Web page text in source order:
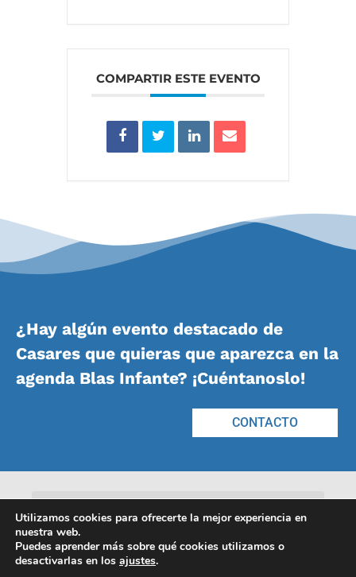
COMPARTIR ESTE EVENTO
¿Hay algún evento destacado de
Casares que quieras que aparezca en la
agenda Blas Infante? ¡Cuéntanoslo!
CONTACTO
Utilizamos cookies para ofrecerte la mejor experiencia en
nuestra web.
Puedes aprender más sobre qué cookies utilizamos o
desactivarlas en los ajustes.